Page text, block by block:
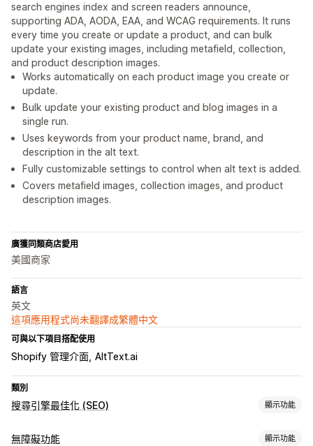
search engines index and screen readers announce,
supporting ADA, AODA, EAA, and WCAG requirements. It runs
every time you create or update a product, and can bulk
update your existing images, including metafield, collection,
and product description images.
Works automatically on each product image you create or
update.
Bulk update your existing product and blog images in a
single run.
Uses keywords from your product name, brand, and
description in the alt text.
Fully customizable settings to control when alt text is added.
Covers metafield images, collection images, and product
description images.
廣獲同類商店愛用
美國商家
語言
英文
這項應用程式尚未翻譯成繁體中文
可與以下項目搭配使用
Shopify 管理介面 AltText.ai
類別
搜尋引擎最佳化 (SEO) 顯示功能
搜尋引擎最佳化 (SEO) 工具
無障礙功能 顯示功能